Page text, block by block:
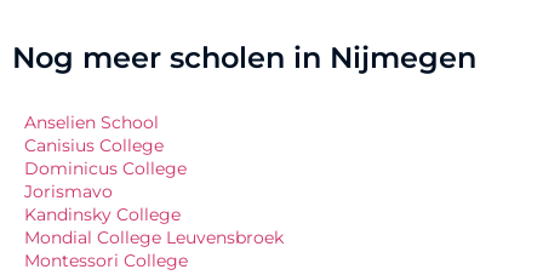
Nog meer scholen in Nijmegen
Anselien School
Canisius College
Dominicus College
Jorismavo
Kandinsky College
Mondial College Leuvensbroek
Montessori College